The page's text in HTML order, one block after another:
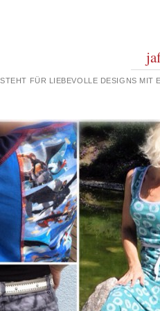
FÜR LIEBEVOLLE DESIGNS MIT